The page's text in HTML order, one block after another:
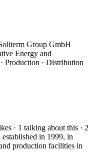
Group GmbH
Energy and
Production · Distribution
· 1 talking about this · 2
in 1999, in
production facilities in